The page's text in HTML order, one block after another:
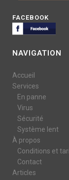
FACEBOOK
NAVIGATION
Accueil
Services
En panne
Virus
Sécurité
Système lent
À propos
Conditions et
Contact
Articles